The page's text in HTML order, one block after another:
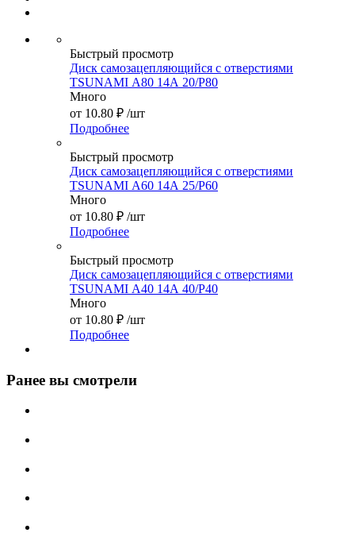
Быстрый просмотр
Диск самозацепляющийся с отверстиями
TSUNAMI А80 14А 20/Р80
Много
от 10.80 ₽ /шт
Подробнее
Быстрый просмотр
Диск самозацепляющийся с отверстиями
TSUNAMI А60 14А 25/Р60
Много
от 10.80 ₽ /шт
Подробнее
Быстрый просмотр
Диск самозацепляющийся с отверстиями
TSUNAMI А40 14А 40/Р40
Много
от 10.80 ₽ /шт
Подробнее
Ранее вы смотрели